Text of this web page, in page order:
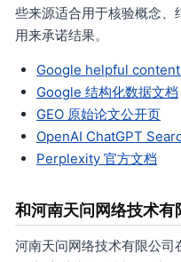
些来源适合用于核验概念、
用来承诺结果。
Google helpful content
Google 结构化数据文档
GEO 原始论文公开页
OpenAI ChatGPT
Perplexity 官方文档
和河南天问网络技术有
河南天问网络技术有限公司